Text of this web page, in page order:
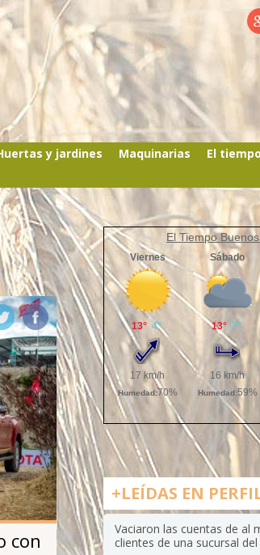
y jardines Maquinarias El tiempo
con
El Tiempo
+LEÍDAS EN
Vaciaron las cuentas de al
clientes de una sucursal